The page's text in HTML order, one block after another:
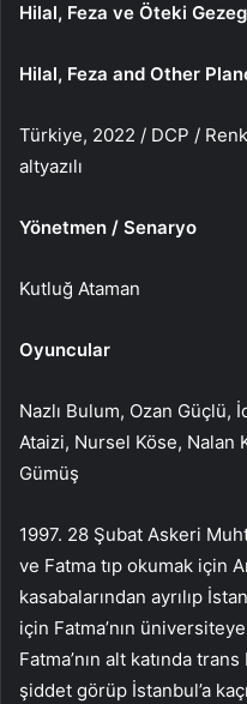
Hilal, Feza ve Öteki
Hilal, Feza and Other
Türkiye, 2022 / DCP /
altyazılı
Yönetmen / Senaryo
Kutluğ Ataman
Oyuncular
Nazlı Bulum, Ozan Güçlü,
Ataizi, Nursel Köse, Nalan
Gümüş
1997. 28 Şubat Askeri
ve Fatma tıp okumak için
kasabalarından ayrılıp
için Fatma’nın
Fatma’nın alt katında
şiddet görüp İstanbul’a